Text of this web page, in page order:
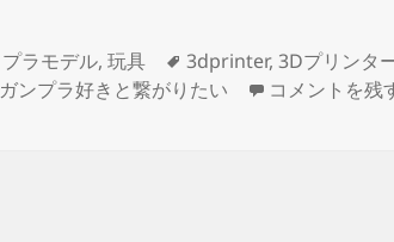
カ
テ
プラモデル,玩具
タ
グ
3dprinter,3Dプリンタ
ガンプラ好きと繋がりたい 1/144 HG改
コメントを残